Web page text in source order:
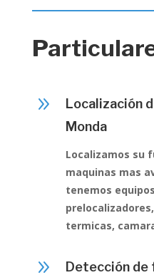
9
Localización
Monda
Localizamos su
maquinas mas
tenemos
termicas,
9 Detección de